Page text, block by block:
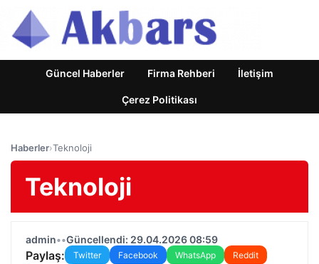
Güncel Haberler Firma Rehberi İletişim
Çerez Politikası
Haberler›Teknoloji
Teknoloji
admin••Güncellendi: 29.04.2026 08:59
Paylaş: Twitter Facebook WhatsApp
Reddit